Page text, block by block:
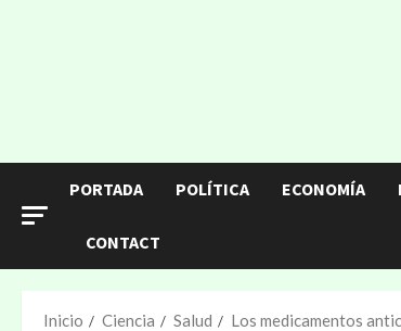
PORTADA POLÍTICA ECONOMÍA
CONTACT
Inicio Ciencia Salud Los medicamentos